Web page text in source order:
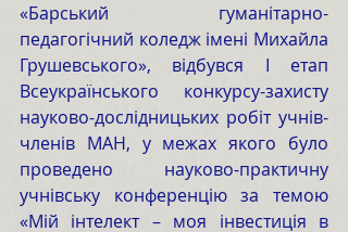
«Барський гуманітарно-
педагогічний коледж імені Михайла
Грушевського», відбувся І етап
Всеукраїнського конкурсу-захисту
науково-дослідницьких робіт учнів-
членів МАН, у межах якого було
проведено науково-практичну
учнівську конференцію за темою
«Мій інтелект – моя інвестиція в